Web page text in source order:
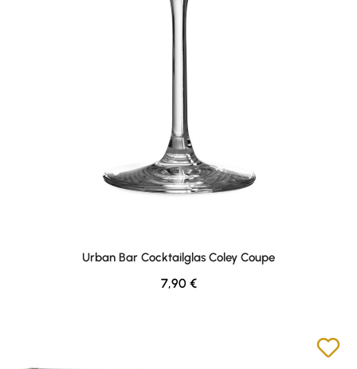
Urban Bar Cocktailglas Coley Coupe
Regulärer Preis:
7,90 €